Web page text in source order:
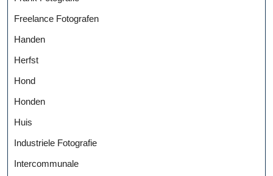
Freelance Fotografen
Handen
Herfst
Hond
Honden
Huis
Industriele Fotografie
Intercommunale